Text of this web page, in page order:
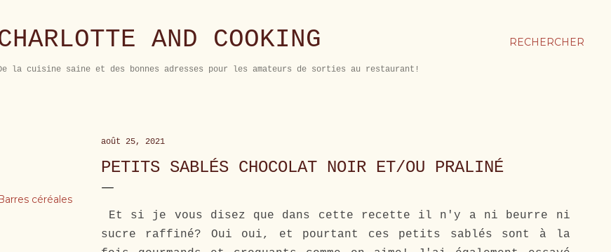
RECHERCHER
AND COOKING
la cuisine saine et des bonnes adresses pour les amateurs de sorties au restaurant!
céréales
août 25, 2021
PETITS SABLÉS CHOCOLAT NOIR ET/OU PRALINÉ
Et si je vous disez que dans cette recette il n'y a ni beurre ni
sucre raffiné? Oui oui, et pourtant ces petits sablés sont à la